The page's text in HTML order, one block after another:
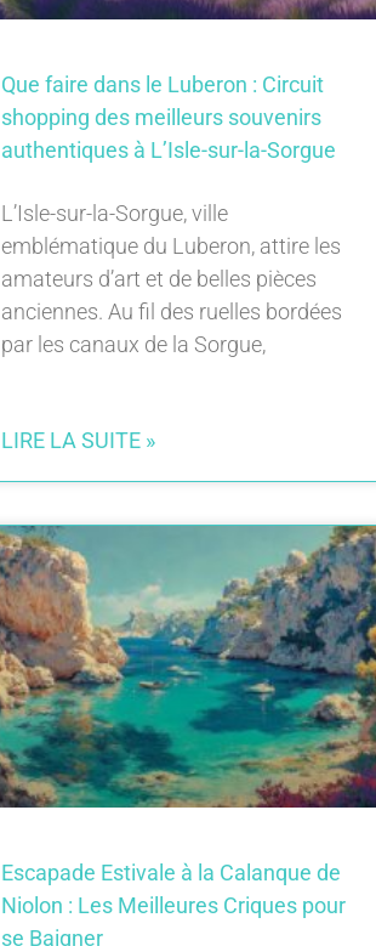
Que faire dans le Luberon : Circuit
shopping des meilleurs souvenirs
authentiques à L’Isle-sur-la-Sorgue
L’Isle-sur-la-Sorgue, ville
emblématique du Luberon, attire les
amateurs d’art et de belles pièces
anciennes. Au fil des ruelles bordées
par les canaux de la Sorgue,
LIRE LA SUITE »
Escapade Estivale à la Calanque de
Niolon : Les Meilleures Criques pour
se Baigner